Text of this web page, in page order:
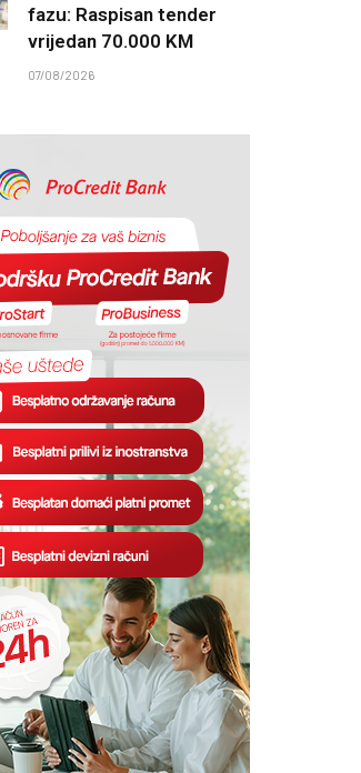
fazu: Raspisan tender
vrijedan 70.000 KM
07/08/2026